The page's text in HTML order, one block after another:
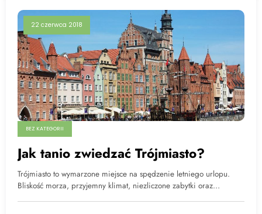
22 czerwca 2018
BEZ KATEGORII
Jak tanio zwiedzać Trójmiasto?
Trójmiasto to wymarzone miejsce na spędzenie letniego urlopu.
Bliskość morza, przyjemny klimat, niezliczone zabytki oraz…